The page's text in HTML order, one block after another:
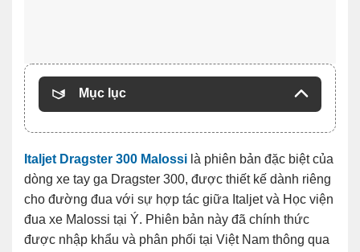
Mục lục
Italjet Dragster 300 Malossi là phiên bản đặc biệt của
dòng xe tay ga Dragster 300, được thiết kế dành riêng
cho đường đua với sự hợp tác giữa Italjet và Học viện
đua xe Malossi tại Ý. Phiên bản này đã chính thức
được nhập khẩu và phân phối tại Việt Nam thông qua